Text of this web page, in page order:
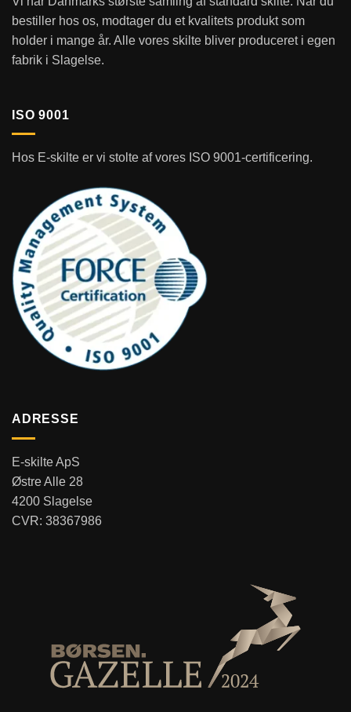
bestiller hos os, modtager du et kvalitets produkt som
holder i mange år. Alle vores skilte bliver produceret i egen
fabrik i Slagelse.
ISO 9001
Hos E-skilte er vi stolte af vores ISO 9001-certificering.
ADRESSE
E-skilte ApS
Østre Alle 28
4200 Slagelse
CVR: 38367986